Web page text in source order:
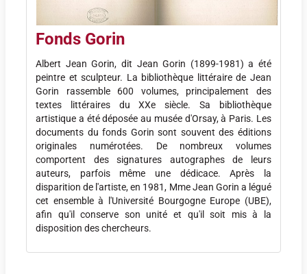
Fonds Gorin
Albert Jean Gorin, dit Jean Gorin (1899-1981) a été
peintre et sculpteur. La bibliothèque littéraire de Jean
Gorin rassemble 600 volumes, principalement des
textes littéraires du XXe siècle. Sa bibliothèque
artistique a été déposée au musée d'Orsay, à Paris. Les
documents du fonds Gorin sont souvent des éditions
originales numérotées. De nombreux volumes
comportent des signatures autographes de leurs
auteurs, parfois même une dédicace. Après la
disparition de l'artiste, en 1981, Mme Jean Gorin a légué
cet ensemble à l'Université Bourgogne Europe (UBE),
afin qu'il conserve son unité et qu'il soit mis à la
disposition des chercheurs.